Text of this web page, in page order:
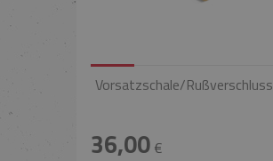
Vorsatzschale/Rußverschluss
36,00€